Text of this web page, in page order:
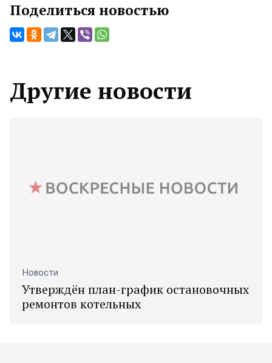
Поделиться новостью
Другие новости
Новости
Утверждён план-график остановочных
ремонтов котельных